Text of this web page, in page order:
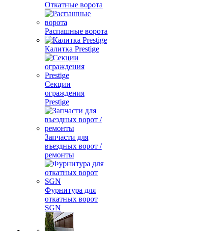
Откатные ворота
Распашные ворота
Калитка Prestige
Секции
ограждения
Prestige
Запчасти для
въездных ворот /
ремонты
Фурнитура для
откатных ворот
SGN